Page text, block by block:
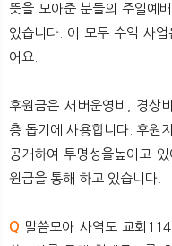
뜻을 모아준 분들의 주일예
있습니다. 이 모두 수익 사
어요.
후원금은 서버운영비, 경상
층 돕기에 사용합니다. 후원
공개하여 투명성을높이고
원금을 통해 하고 있습니다.
Q 말씀모아 사역도 교회